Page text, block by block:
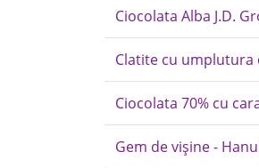
Ciocolata Alba J.D.
Clatite cu umplutura
Ciocolata 70% cu
Gem de vișine -